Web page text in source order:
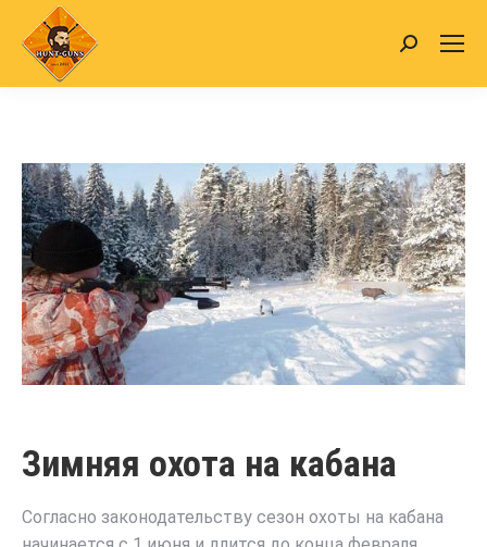
Search:
Зимняя охота на кабана
Согласно законодательству сезон охоты на кабана